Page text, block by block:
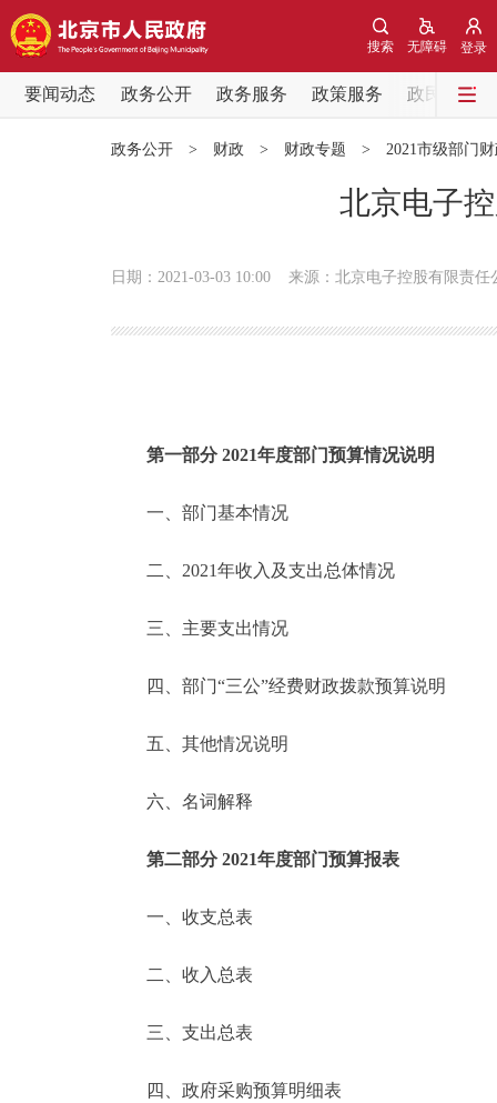
登录
无障碍
搜索
要闻动态 政务公开 政务服务 政策服务
政民互动
便民服务
中介服务
政民互动
12345网上接诉即办
参与调查
走进北京
北京概况
政务公开 > 财政 > 财政专题 > 2021市级部门
北京电子
日期：2021-03-03 10:00 来源：北京电子控股有限责任
第一部分 2021年度部门预算情况说明
一、部门基本情况
二、2021年收入及支出总体情况
三、主要支出情况
四、部门“三公”经费财政拨款预算说明
五、其他情况说明
六、名词解释
第二部分 2021年度部门预算报表
一、收支总表
二、收入总表
三、支出总表
四、政府采购预算明细表